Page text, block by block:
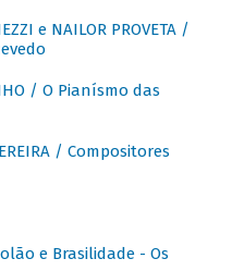
e NAILOR PROVETA /
/ O Pianísmo das
/ Compositores
e Brasilidade - Os